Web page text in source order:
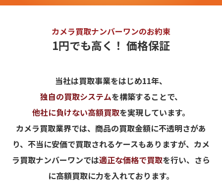
カメラ買取ナンバーワンのお約束
1円でも高く！ 価格保証
当社は買取事業をはじめ11年、
独自の買取システムを構築することで、
他社に負けない高額買取を実現しています。
カメラ買取業界では、商品の買取金額に不透明さがあ
り、不当に安価で買取されるケースもありますが、カメ
ラ買取ナンバーワンでは適正な価格で買取を行い、さら
に高額買取に力を入れております。